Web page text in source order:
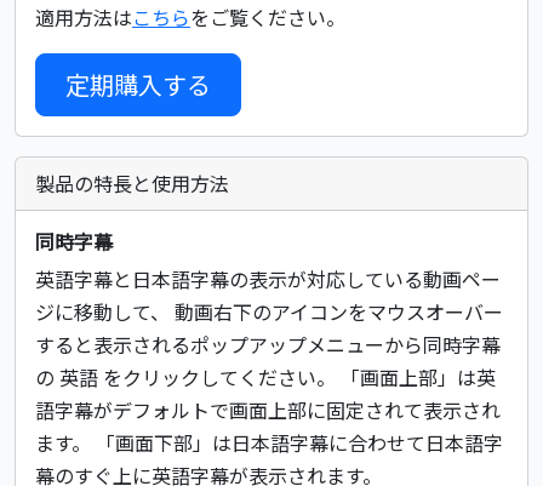
適用方法はこちらをご覧ください。
定期購入する
製品の特長と使用方法
同時字幕
英語字幕と日本語字幕の表示が対応している動画ペー
ジに移動して、 動画右下のアイコンをマウスオーバー
すると表示されるポップアップメニューから同時字幕
の 英語 をクリックしてください。 「画面上部」は英
語字幕がデフォルトで画面上部に固定されて表示され
ます。 「画面下部」は日本語字幕に合わせて日本語字
幕のすぐ上に英語字幕が表示されます。